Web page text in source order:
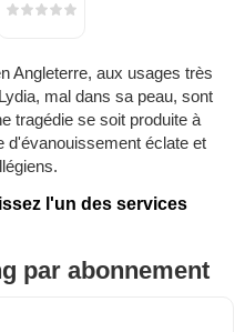
Angleterre, aux usages très
mal dans sa peau, sont
tragédie se soit produite à
d'évanouissement éclate et
l'un des services
par abonnement